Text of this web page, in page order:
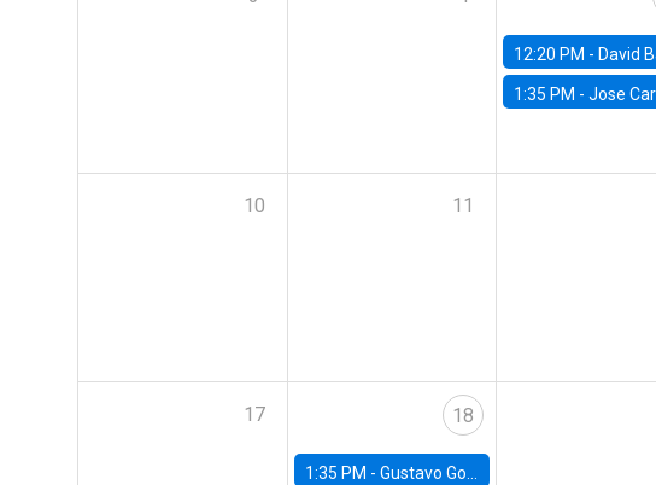
12:20 PM - David Bardey, Universidad de los
1:35 PM -Jose Carlo Bermudez, UC (ME) &
10 11
17 18
1:35 PM - Gustavo González, Banco Central de Chile